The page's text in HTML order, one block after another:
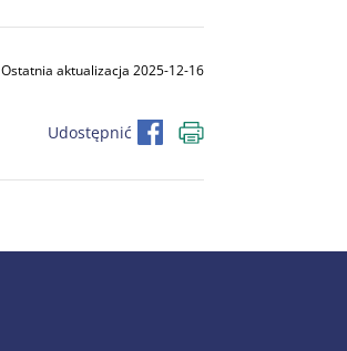
Ostatnia aktualizacja 2025-12-16
Udostępnić